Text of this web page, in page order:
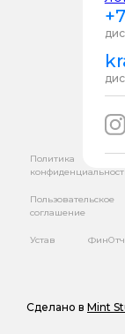
Политика
Пользовательское
соглашение
Устав
Сделано в Mint